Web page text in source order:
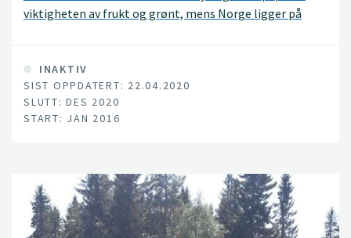
viktigheten av frukt og grønt, mens Norge ligger på
er mulighetene til å produsere ferske norske grønnsaker
i Norge utmerket.
INAKTIV
SIST OPPDATERT: 22.04.2020
SLUTT: DES 2020
START: JAN 2016